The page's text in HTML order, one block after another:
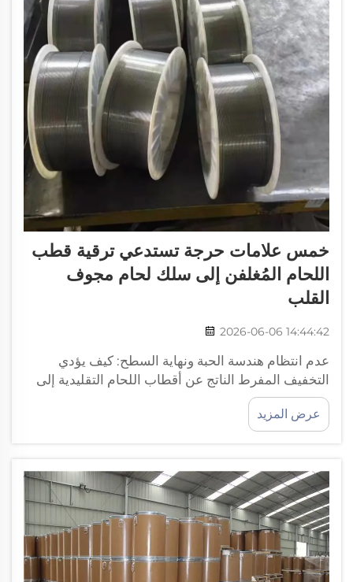
خمس علامات حرجة تستدعي ترقية قطب
اللحام المُغلفن إلى سلك لحام مجوف
القلب
2026-06-06 14:44:42
عدم انتظام هندسة الحبة ونهاية السطح: كيف يؤدي
التخفيف المفرط الناتج عن أقطاب اللحام التقليدية إلى
تدهور التحكم في الشكل وزيادة عمليات إعادة المعالجة
بعد اللحام. وعندما يترسب قطب اللحام التقليدي معدنًا
على سطح اللحام المُغلفن، فإن التخفيف المفرط...
عرض المزيد